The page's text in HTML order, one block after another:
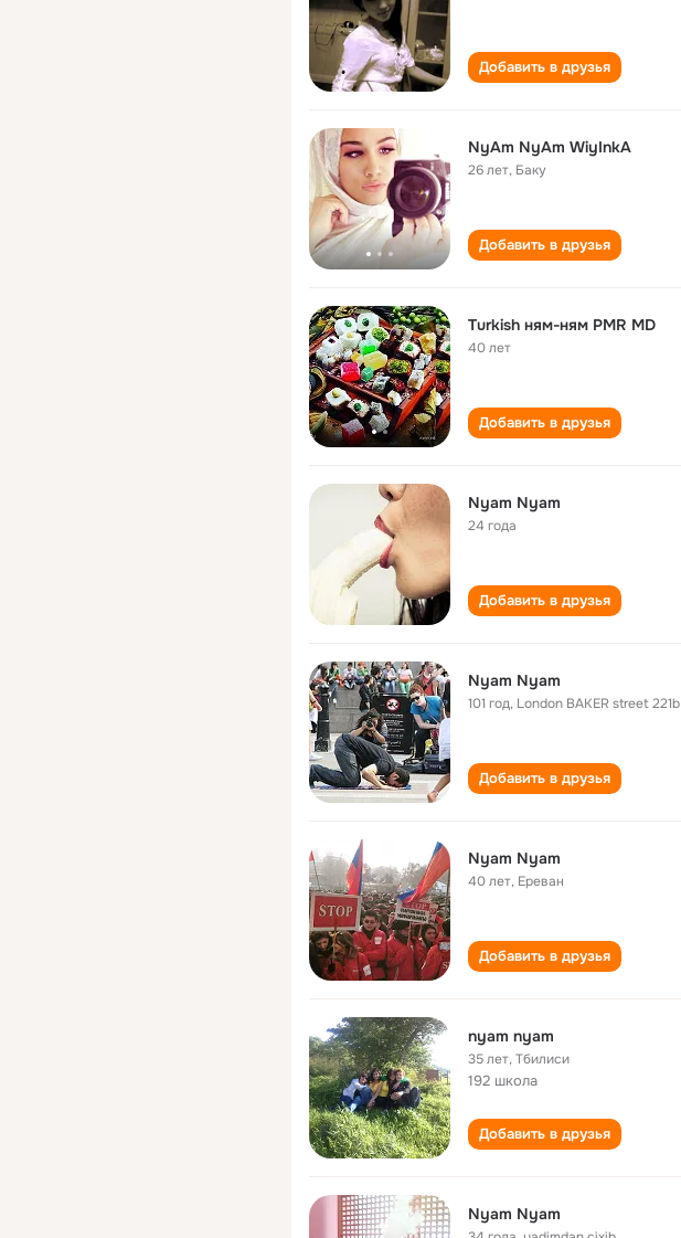
Добавить в друзья
NyAm NyAm WiyInkA
26 лет, Баку
Добавить в друзья
Turkish ням-ням PMR MD
40 лет
Добавить в друзья
Nyam Nyam
24 года
Добавить в друзья
Nyam Nyam
101 год, London BAKER street 221b
Добавить в друзья
Nyam Nyam
40 лет, Ереван
Добавить в друзья
nyam nyam
35 лет,Тбилиси
192 школа
Добавить в друзья
Nyam Nyam